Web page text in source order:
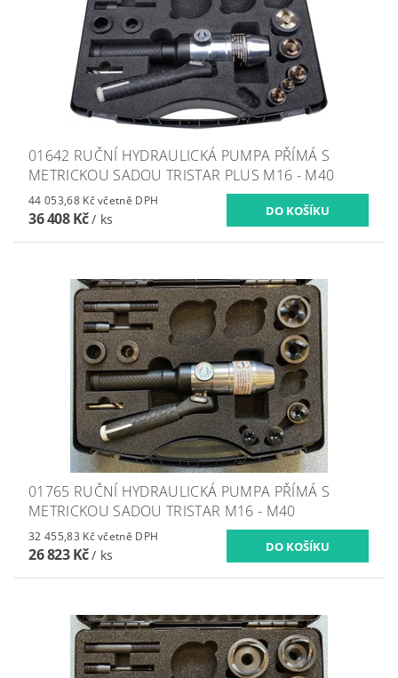
01642 RUČNÍ HYDRAULICKÁ PUMPA PŘÍMÁ S
METRICKOU SADOU TRISTAR PLUS M16 - M40
44 053,68 Kč včetně DPH
36 408 Kč/ ks
01765 RUČNÍ HYDRAULICKÁ PUMPA PŘÍMÁ S
METRICKOU SADOU TRISTAR M16 - M40
32 455,83 Kč včetně DPH
26 823 Kč/ ks